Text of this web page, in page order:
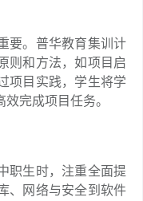
要。普华教育集训计
则和方法，如项目启
项目实践，学生将学
完成项目任务。
职生时，注重全面提
、网络与安全到软件